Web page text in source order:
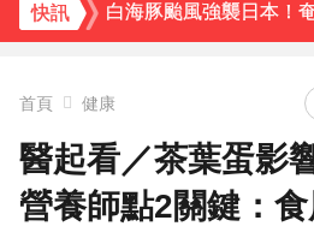
快訊
首頁 健康
醫起看／茶葉蛋影
營養師點2關鍵：